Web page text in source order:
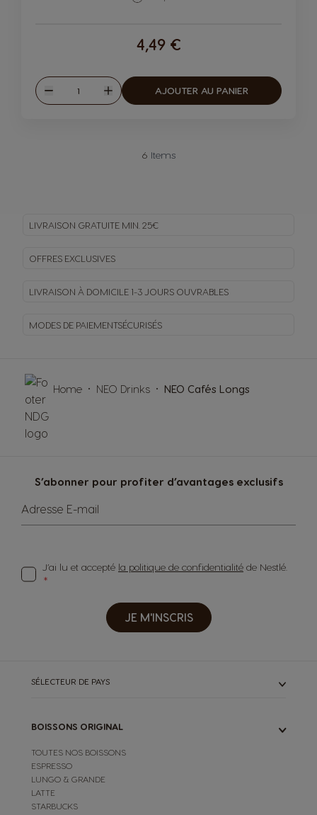
4,49 €
Diminuer
Quantité
Augmenter
AJOUTER AU PANIER
6 Items
LIVRAISON GRATUITE MIN. 25€
OFFRES EXCLUSIVES
LIVRAISON À DOMICILE 1-3 JOURS OUVRABLES
MODES DE PAIEMENTSÉCURISÉS
S’abonner pour profiter d’avantages exclusifs
Adresse E-mail
J’ai lu et accepté la politique de confidentialité de Nestlé.
JE M'INSCRIS
Home NEO Drinks NEO Сafés Longs
SÉLECTEUR DE PAYS
BOISSONS ORIGINAL
TOUTES NOS BOISSONS
ESPRESSO
LUNGO & GRANDE
LATTE
STARBUCKS